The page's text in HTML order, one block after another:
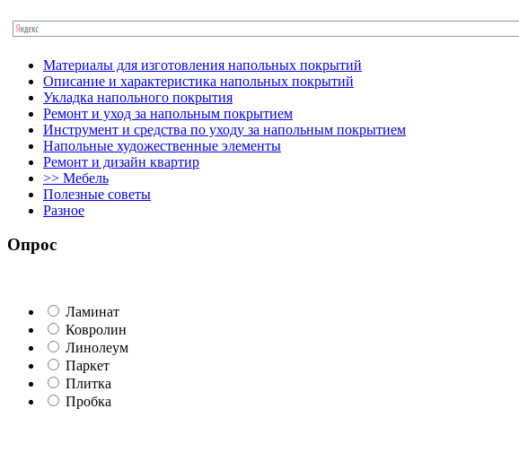
Материалы для изготовления напольных покрытий
Описание и характеристика напольных покрытий
Укладка напольного покрытия
Ремонт и уход за напольным покрытием
Инструмент и средства по уходу за напольным покрытием
Напольные художественные элементы
Ремонт и дизайн квартир
>> Мебель
Полезные советы
Разное
Опрос
Ламинат
Ковролин
Линолеум
Паркет
Плитка
Пробка